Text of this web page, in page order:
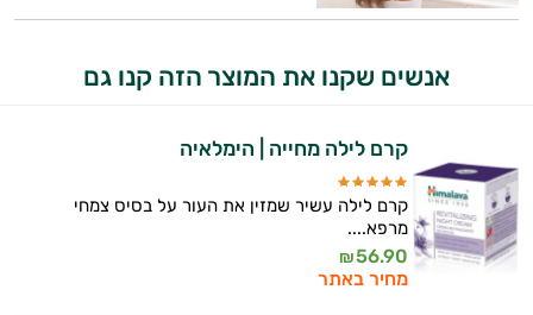
אנשים שקנו את המוצר הזה קנו גם
קרם לילה מחייה | הימלאיה
קרם לילה עשיר שמזין את העור על בסיס צמחי
מרפא....
56.90
₪
מחיר באתר